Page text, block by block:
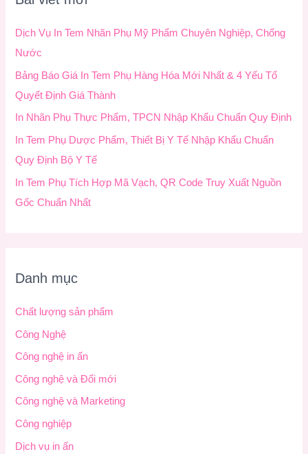
m
:
Dịch Vụ In Tem Nhãn Phụ Mỹ Phẩm Chuyên Nghiệp, Chống
Nước
Bảng Báo Giá In Tem Phụ Hàng Hóa Mới Nhất & 4 Yếu Tố
Quyết Định Giá Thành
In Nhãn Phụ Thực Phẩm, TPCN Nhập Khẩu Chuẩn Quy Định
In Tem Phụ Dược Phẩm, Thiết Bị Y Tế Nhập Khẩu Chuẩn
Quy Định Bộ Y Tế
In Tem Phụ Tích Hợp Mã Vạch, QR Code Truy Xuất Nguồn
Gốc Chuẩn Nhất
Danh mục
Chất lượng sản phẩm
Công Nghệ
Công nghệ in ấn
Công nghệ và Đổi mới
Công nghệ và Marketing
Công nghiệp
Dịch vụ in ấn